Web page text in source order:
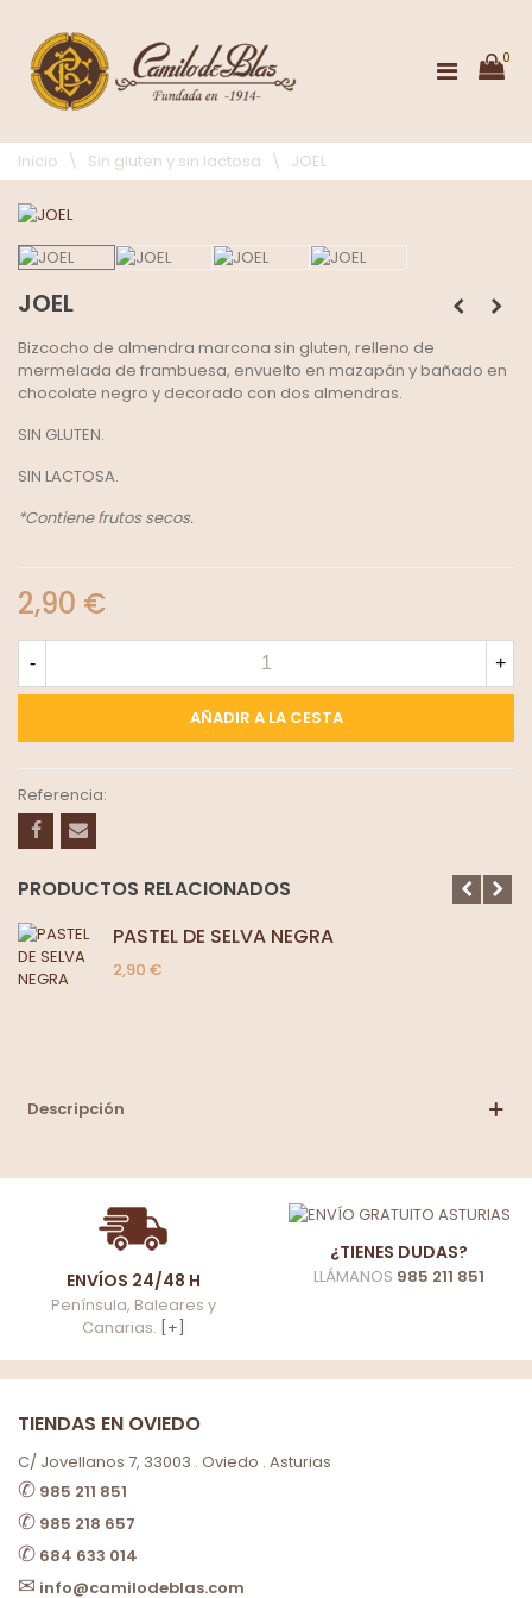
0
Inicio \ Sin gluten y sin lactosa \ JOEL
JOEL
Bizcocho de almendra marcona sin gluten, relleno de
mermelada de frambuesa, envuelto en mazapán y bañado en
chocolate negro y decorado con dos almendras.
SIN GLUTEN.
SIN LACTOSA.
*Contiene frutos secos.
2,90 €
- +
AÑADIR A LA CESTA
Referencia:
PRODUCTOS RELACIONADOS
PASTEL DE SELVA NEGRA
2,90 €
Descripción
ENVÍOS 24/48 H
Península, Baleares y
Canarias. [+]
¿TIENES DUDAS?
LLÁMANOS 985 211 851
TIENDAS EN OVIEDO
C/ Jovellanos 7, 33003 . Oviedo . Asturias
✆ 985 211 851
✆ 985 218 657
✆ 684 633 014
✉ info@camilodeblas.com